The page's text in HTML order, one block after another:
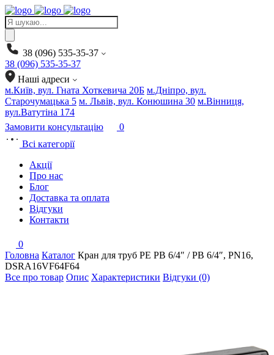
Products
search
38 (096) 535-35-37
38 (096) 535-35-37
Наші адреси
м.Київ, вул. Гната Хоткевича 20Б м.Дніпро, вул.
Старочумацька 5 м. Львів, вул. Конюшина 30 м.Вінниця,
вул.Ватутіна 174
Замовити консультацію
0
Всі категорії
Акції
Про нас
Блог
Доставка та оплата
Відгуки
Контакти
0
Головна Каталог Кран для труб PE РВ 6/4″ / РВ 6/4″, PN16,
DSRA16VF64F64
Все про товар Опис Характеристики Відгуки (0)